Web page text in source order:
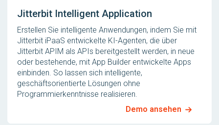
Jitterbit Intelligent Application
Erstellen Sie intelligente Anwendungen, indem Sie mit
Jitterbit iPaaS entwickelte KI-Agenten, die über
Jitterbit APIM als APIs bereitgestellt werden, in neue
oder bestehende, mit App Builder entwickelte Apps
einbinden. So lassen sich intelligente,
geschäftsorientierte Lösungen ohne
Programmierkenntnisse realisieren.
Demo ansehen